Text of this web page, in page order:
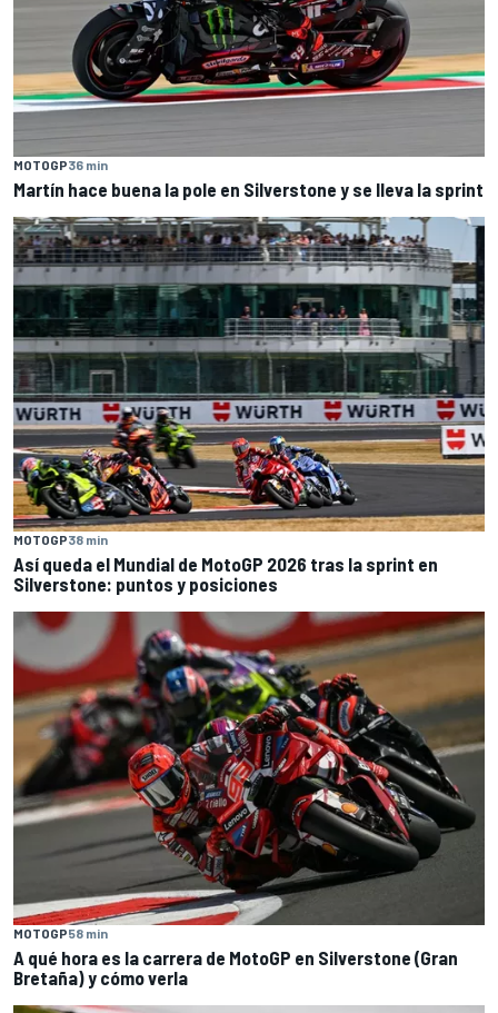
MOTOGP36 min
Martín hace buena la pole en Silverstone y se lleva la sprint
MOTOGP38 min
Así queda el Mundial de MotoGP 2026 tras la sprint en
Silverstone: puntos y posiciones
MOTOGP58 min
A qué hora es la carrera de MotoGP en Silverstone (Gran
Bretaña) y cómo verla